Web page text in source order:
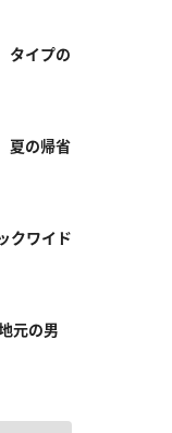
タイプの
夏の帰省
クワイド
元の男